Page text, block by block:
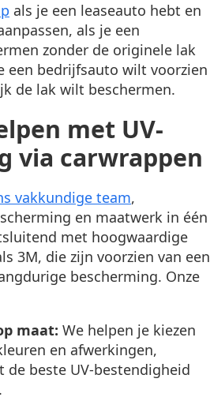
als je een leaseauto hebt en
als je een
zonder de originele lak
een bedrijfsauto wilt voorzien
de lak wilt beschermen.
met UV-
via carwrappen
vakkundige team,
en maatwerk in één
met hoogwaardige
3M, die zijn voorzien van een
bescherming. Onze
maat: We helpen je kiezen
en afwerkingen,
de beste UV-bestendigheid